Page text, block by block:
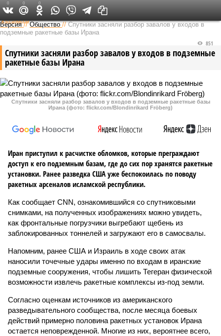
Федеральный выпуск
Версия //Общество //Спутники засняли разбор завалов у входов в
подземные ракетные базы Ирана
Спутники засняли разбор завалов у входов в подземные
ракетные базы Ирана
851
Спутники засняли разбор завалов у входов в подземные ракетные базы
Ирана (фото: flickr.com/Blondinrikard Fröberg)
Иран приступил к расчистке обломков, которые преграждают
доступ к его подземным базам, где до сих пор хранятся ракетные
установки. Ранее разведка США уже беспокоилась по поводу
ракетных арсеналов исламской республики.
Как сообщает CNN, ознакомившийся со спутниковыми
снимками, на полученных изображениях можно увидеть,
как фронтальные погрузчики выгребают щебень из
заблокированных тоннелей и загружают его в самосвалы.
Напомним, ранее США и Израиль в ходе своих атак
наносили точечные удары именно по входам в иранские
подземные сооружения, чтобы лишить Тегеран физической
возможности извлечь ракетные комплексы из-под земли.
Согласно оценкам источников из американского
разведывательного сообщества, после месяца боевых
действий примерно половина ракетных установок Ирана
остается неповрежденной. Многие из них, вероятнее всего,
0 0 0